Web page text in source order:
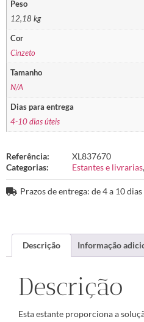
Peso
12,18 kg
Cor
Cinzeto
Tamanho
N/A
Dias para entrega
4-10 dias úteis
Referência:
XL837670
Categorias:
Estantes e livrarias,
Prazos de entrega: de 4 a 10
Descrição Informação
Descrição
Esta estante proporciona a